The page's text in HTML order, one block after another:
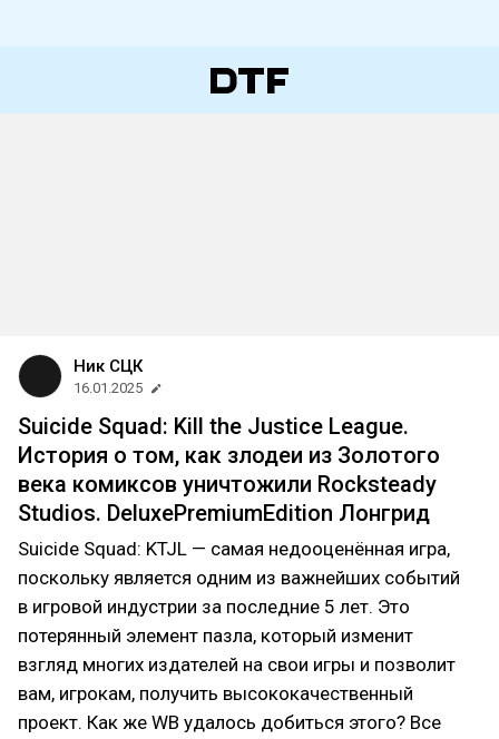
Ник СЦК
16.01.2025
Suicide Squad: Kill the Justice League.
История о том, как злодеи из Золотого
века комиксов уничтожили Rocksteady
Studios. DeluxePremiumEdition Лонгрид
Suicide Squad: KTJL — самая недооценённая игра,
поскольку является одним из важнейших событий
в игровой индустрии за последние 5 лет. Это
потерянный элемент пазла, который изменит
взгляд многих издателей на свои игры и позволит
вам, игрокам, получить высококачественный
проект. Как же WB удалось добиться этого? Все